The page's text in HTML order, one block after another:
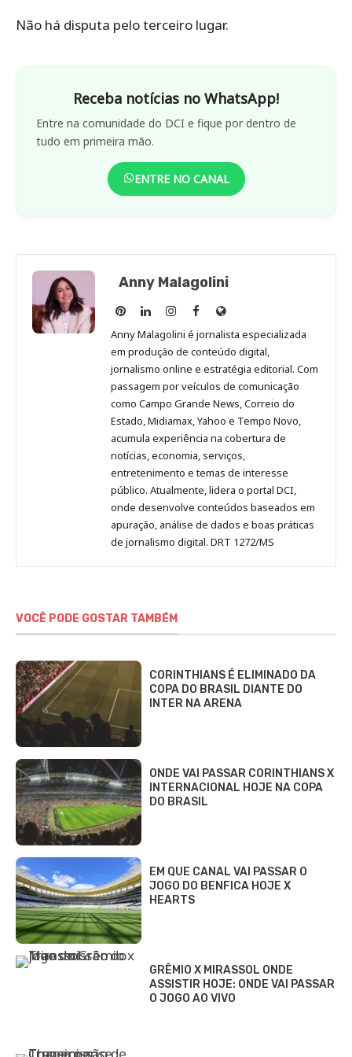
Não há disputa pelo terceiro lugar.
Receba notícias no WhatsApp!
Entre na comunidade do DCI e fique por dentro de
tudo em primeira mão.
ENTRE NO CANAL
Anny Malagolini
Anny
Malagolini
no
Pinterest
Anny
Malagolini
no
LinkedIn
Anny
Malagolini
no
Instagram
Anny
Malagolini
no
Facebook
Site
de
Anny
Malagolini
Anny Malagolini é jornalista especializada
em produção de conteúdo digital,
jornalismo online e estratégia editorial. Com
passagem por veículos de comunicação
como Campo Grande News, Correio do
Estado, Midiamax, Yahoo e Tempo Novo,
acumula experiência na cobertura de
notícias, economia, serviços,
entretenimento e temas de interesse
público. Atualmente, lidera o portal DCI,
onde desenvolve conteúdos baseados em
apuração, análise de dados e boas práticas
de jornalismo digital. DRT 1272/MS
VOCÊ PODE GOSTAR TAMBÉM
CORINTHIANS É ELIMINADO DA
COPA DO BRASIL DIANTE DO
INTER NA ARENA
ONDE VAI PASSAR CORINTHIANS X
INTERNACIONAL HOJE NA COPA
DO BRASIL
EM QUE CANAL VAI PASSAR O
JOGO DO BENFICA HOJE X
HEARTS
GRÊMIO X MIRASSOL ONDE
ASSISTIR HOJE: ONDE VAI PASSAR
O JOGO AO VIVO